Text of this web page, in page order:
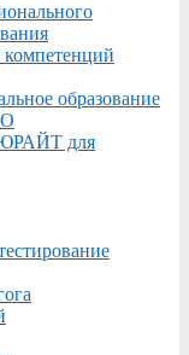
образование
ЮРАЙТ для